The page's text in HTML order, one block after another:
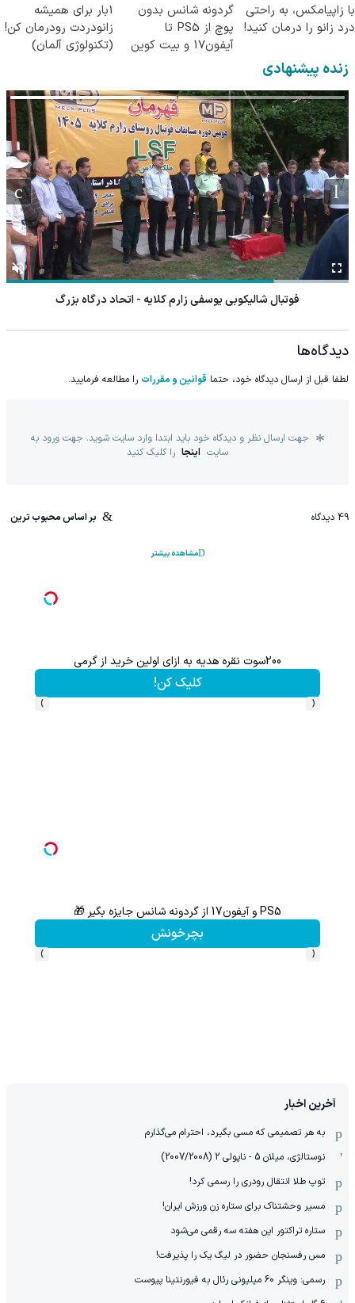
با زاپیامکس، به راحتی
درد زانو را درمان کنید!
گردونه شانس بدون
پوچ از PS5 تا
آیفون17 و بیت کوین
1بار برای همیشه
زانودردت رودرمان کن!
(تکنولوژی آلمان)
زنده پیشنهادی
فوتبال شالیکوبی یوسفی زارم کلایه - اتحاد درگاه بزرگ
دیدگاه‌ها
لطفا قبل از ارسال دیدگاه خود، حتما قوانین و مقررات را مطالعه فرمایید.
جهت ارسال نظر و دیدگاه خود باید ابتدا وارد سایت شوید. جهت ورود به
سایت اینجا را کلیک کنید
49 دیدگاه بر اساس محبوب ترین
مشاهده بیشتر
200سوت نقره هدیه به ازای اولین خرید از گرمی
کلیک کن!
‹
›
PS5 و آیفون17 از گردونه شانس جایزه بگیر 🎁
بچرخونش
‹
›
آخرین اخبار
به هر تصمیمی که مسی بگیرد، احترام می‌گذارم
نوستالژی، میلان 5 - ناپولی 2 (2007/2008)
توپ طلا انتقال رودری را رسمی کرد!
مسیر وحشتناک برای ستاره زن ورزش ایران!
ستاره تراکتور این هفته سه رقمی می‌شود
مس رفسنجان حضور در لیگ یک را پذیرفت!
رسمی: وینگر 60 میلیونی رئال به فیورنتینا پیوست